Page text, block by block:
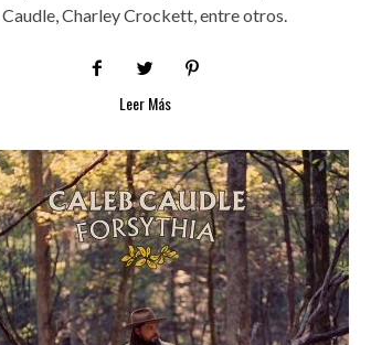
Caudle, Charley Crockett, entre otros.
Leer Más